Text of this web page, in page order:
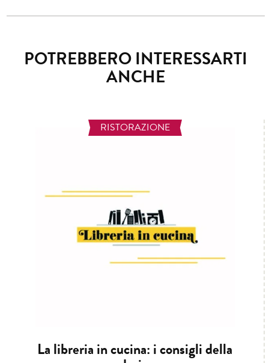
POTREBBERO INTERESSARTI
ANCHE
RISTORAZIONE
La libreria in cucina: i consigli della